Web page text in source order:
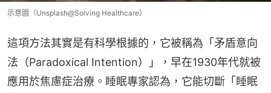
示意圖（Unsplash@Solving Healthcare）
這項方法其實是有科學根據的，它被稱為「矛盾意向
法（Paradoxical Intention）」，早在1930年代就被
應用於焦慮症治療。睡眠專家認為，它能切斷「睡眠